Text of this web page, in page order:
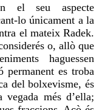
el seu aspecte
lo únicament a la
el mateix Radek.
o, allò que
haguessen
es troba
del bolxevisme, és
vegada més d’ella;